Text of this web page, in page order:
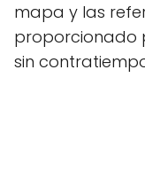
mapa y las
proporcionado
sin